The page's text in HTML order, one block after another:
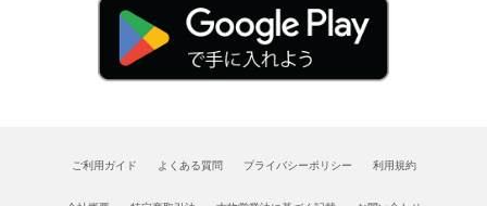
ご利用ガイド よくある質問 プライバシーポリシー 利用規約